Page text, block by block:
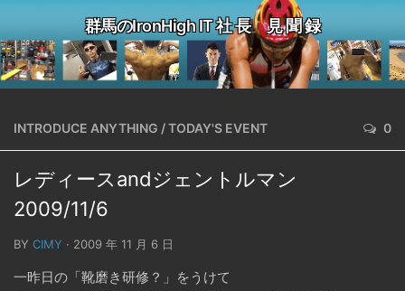
群馬のIronHigh IT 社 長 見 聞 録
INTRODUCE ANYTHING /TODAY'S EVENT 0
レディースandジェントルマン
2009/11/6
BY CIMY · 2009 年 11 月 6 日
一昨日の「靴磨き研修？」をうけて